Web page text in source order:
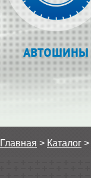
АВТОШИНЫ
Главная > Каталог >